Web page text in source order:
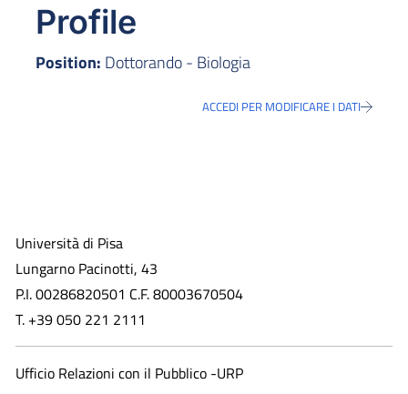
Profile
Position: Dottorando - Biologia
ACCEDI PER MODIFICARE I DATI
Università di Pisa
Lungarno Pacinotti, 43
P.I. 00286820501 C.F. 80003670504
T. +39 050 221 2111
Ufficio Relazioni con il Pubblico -URP